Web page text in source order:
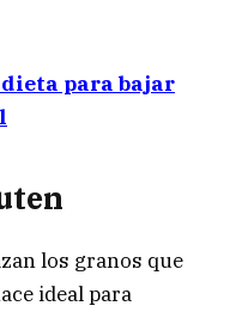
para bajar
los granos que
ideal para